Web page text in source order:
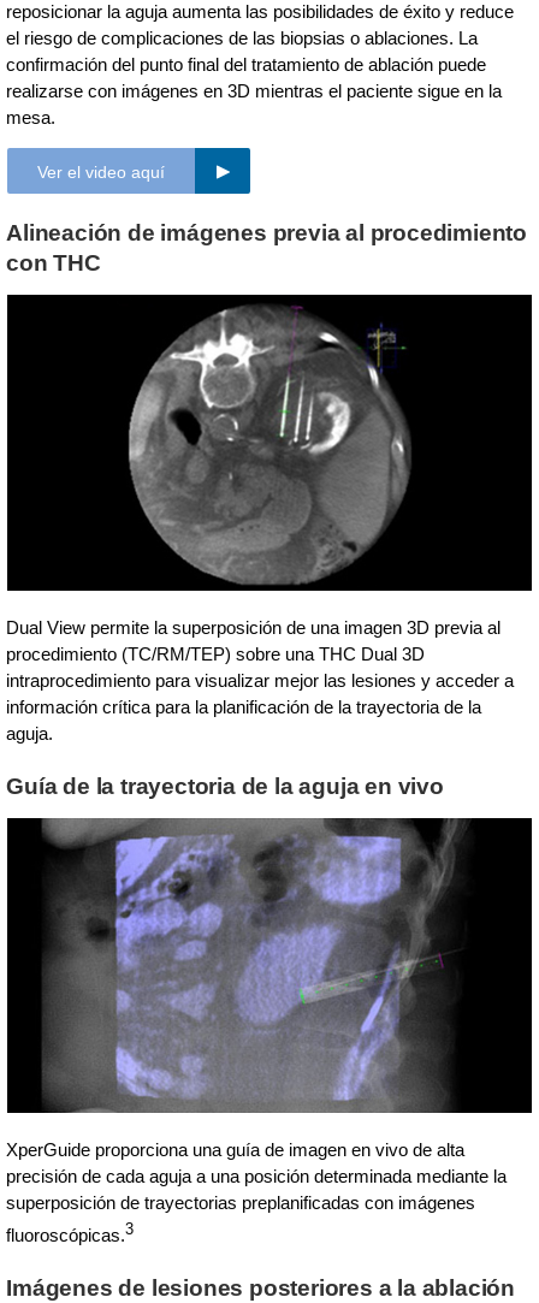
reposicionar la aguja aumenta las posibilidades de éxito y reduce
el riesgo de complicaciones de las biopsias o ablaciones. La
confirmación del punto final del tratamiento de ablación puede
realizarse con imágenes en 3D mientras el paciente sigue en la
mesa.
Ver el video aquí
Alineación de imágenes previa al procedimiento
con THC
Dual View permite la superposición de una imagen 3D previa al
procedimiento (TC/RM/TEP) sobre una THC Dual 3D
intraprocedimiento para visualizar mejor las lesiones y acceder a
información crítica para la planificación de la trayectoria de la
aguja.
Guía de la trayectoria de la aguja en vivo
XperGuide proporciona una guía de imagen en vivo de alta
precisión de cada aguja a una posición determinada mediante la
superposición de trayectorias preplanificadas con imágenes
fluoroscópicas.3
Imágenes de lesiones posteriores a la ablación